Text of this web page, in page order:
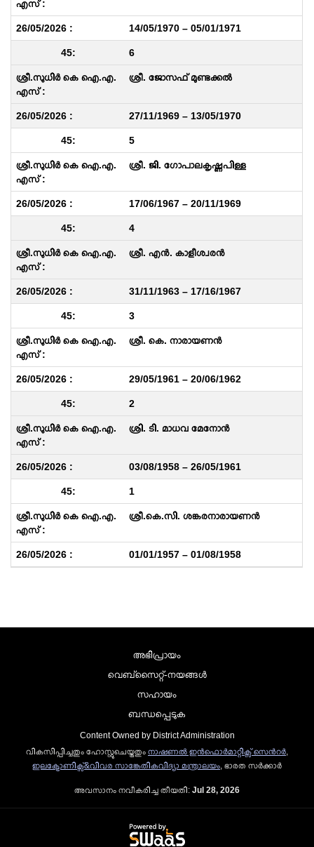
14/05/1970 – 05/01/1971
6
ശ്രീ. ജോസഫ് മുണ്ടക്കൽ
27/11/1969 – 13/05/1970
5
ശ്രീ. ജി. ഗോപാലകൃഷ്ണപിള്ള
17/06/1967 – 20/11/1969
4
ശ്രീ. എൻ. കാളീശ്വരൻ
31/11/1963 – 17/16/1967
3
ശ്രീ. കെ. നാരായണൻ
29/05/1961 – 20/06/1962
2
ശ്രി. ടി. മാധവ മേനോൻ
03/08/1958 – 26/05/1961
1
ശ്രീ.കെ.സി. ശങ്കരനാരായണൻ
01/01/1957 – 01/08/1958
അഭിപ്രായം
വെബ്സൈറ്റ്-നയങ്ങള്‍
സഹായം
ബന്ധപ്പെടുക
Content Owned by District Administration
വികസിപ്പിച്ചതും ഹോസ്റ്റുചെയ്തതും നാഷണല്‍ ഇന്‍ഫൊര്‍മാറ്റിക്സ് സെന്‍റര്‍,
ഇലക്ട്രോണിക്സ്&വിവര സാങ്കേതികവിദ്യാ മന്ത്രാലയം, ഭാരത സര്‍ക്കാര്‍
അവസാനം നവീകരിച്ച തീയതി: Jul 28, 2026